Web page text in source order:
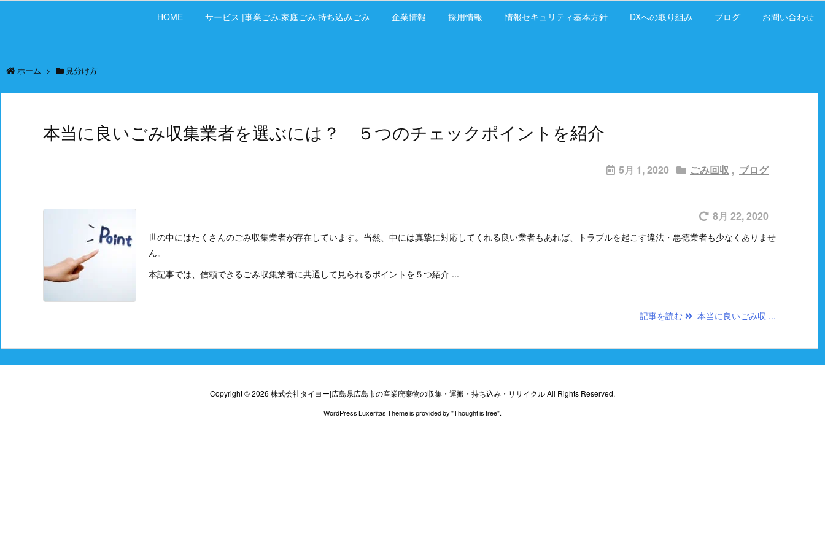
HOME サービス |事業ごみ.家庭ごみ.持ち込みごみ 企業情報 採用情報 情報セキュリティ基本方針 DXへの取り組み ブログ お問い合わせ
ホーム > 見分け方
本当に良いごみ収集業者を選ぶには？ ５つのチェックポイントを紹介
5月 1, 2020 ごみ回収 , ブログ
8月 22, 2020
世の中にはたくさんのごみ収集業者が存在しています。当然、中には真摯に対応してくれる良い業者もあれば、トラブルを起こす違法・悪徳業者も少なくありませ
ん。
本記事では、信頼できるごみ収集業者に共通して見られるポイントを５つ紹介 ...
記事を読む 本当に良いごみ収 ...
Copyright ©2026 株式会社タイヨー|広島県広島市の産業廃棄物の収集・運搬・持ち込み・リサイクルAll Rights Reserved.
WordPress Luxeritas Theme is provided by "Thought is free".